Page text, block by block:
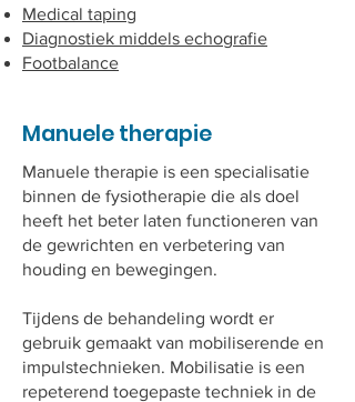
Medical taping
Diagnostiek middels echografie
Footbalance
Manuele therapie
Manuele therapie is een specialisatie
binnen de fysiotherapie die als doel
heeft het beter laten functioneren van
de gewrichten en verbetering van
houding en bewegingen.
Tijdens de behandeling wordt er
gebruik gemaakt van mobiliserende en
impulstechnieken. Mobilisatie is een
repeterend toegepaste techniek in de